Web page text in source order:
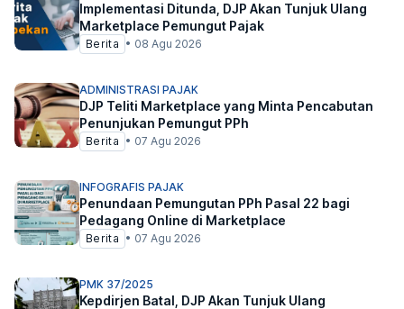
Implementasi Ditunda, DJP Akan Tunjuk Ulang
Marketplace Pemungut Pajak
Berita • 08 Agu 2026
ADMINISTRASI PAJAK
DJP Teliti Marketplace yang Minta Pencabutan
Penunjukan Pemungut PPh
Berita • 07 Agu 2026
INFOGRAFIS PAJAK
Penundaan Pemungutan PPh Pasal 22 bagi
Pedagang Online di Marketplace
Berita • 07 Agu 2026
PMK 37/2025
Kepdirjen Batal, DJP Akan Tunjuk Ulang